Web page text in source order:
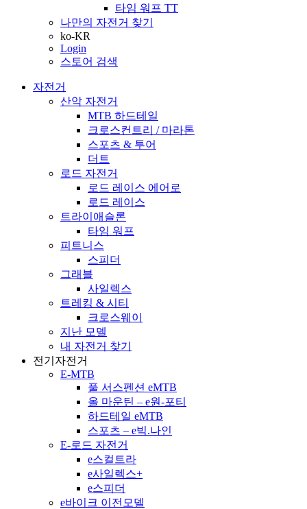
타임 워프 TT
나만의 자전거 찾기
ko-KR
Login
스토어 검색
자전거
산악 자전거
MTB 하드테일
크로스컨트리 / 마라톤
스포츠 & 투어
더트
로드 자전거
로드 레이스 에어로
로드 레이스
트라이애슬론
타임 워프
피트니스
스피더
그래블
사일렉스
트레킹 & 시티
크로스웨이
지난 모델
내 자전거 찾기
전기자전거
E-MTB
풀 서스펜션 eMTB
올 마운틴 – e원-포티
하드테일 eMTB
스포츠 – e빅.나인
E-로드 자전거
e스컬트라
e사일렉스+
e스피더
e바이크 이전모델